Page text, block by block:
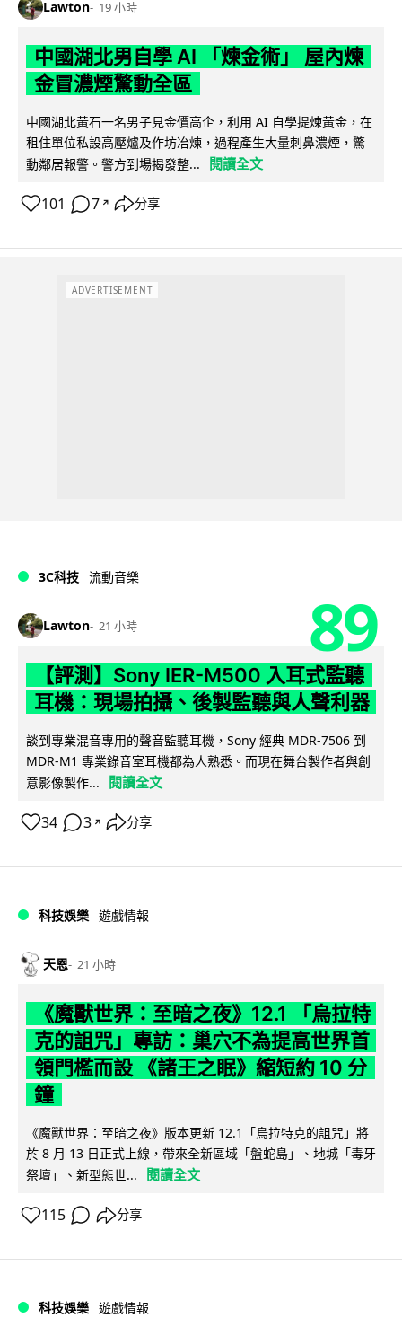
Lawton 19 小時
中國湖北男自學 AI 「煉金術」 屋內煉
金冒濃煙驚動全區
中國湖北黃石一名男子見金價高企，利用 AI 自學提煉黃金，在
租住單位私設高壓爐及作坊冶煉，過程產生大量刺鼻濃煙，驚
動鄰居報警。警方到場揭發整...
閱讀全文
101 7 ↗ 分享
ADVERTISEMENT
3C科技 流動音樂
Lawton 21 小時 89
【評測】Sony IER-M500 入耳式監聽
耳機：現場拍攝、後製監聽與人聲利器
談到專業混音專用的聲音監聽耳機，Sony 經典 MDR-7506 到
MDR-M1 專業錄音室耳機都為人熟悉。而現在舞台製作者與創
意影像製作...
閱讀全文
34 3 ↗ 分享
科技娛樂 遊戲情報
天恩 21 小時
《魔獸世界：至暗之夜》12.1 「烏拉特
克的詛咒」專訪：巢穴不為提高世界首
領門檻而設 《諸王之眠》縮短約 10 分
鐘
《魔獸世界：至暗之夜》版本更新 12.1「烏拉特克的詛咒」將
於 8 月 13 日正式上線，帶來全新區域「盤蛇島」、地城「毒牙
祭壇」、新型態世...
閱讀全文
115 分享
科技娛樂 遊戲情報